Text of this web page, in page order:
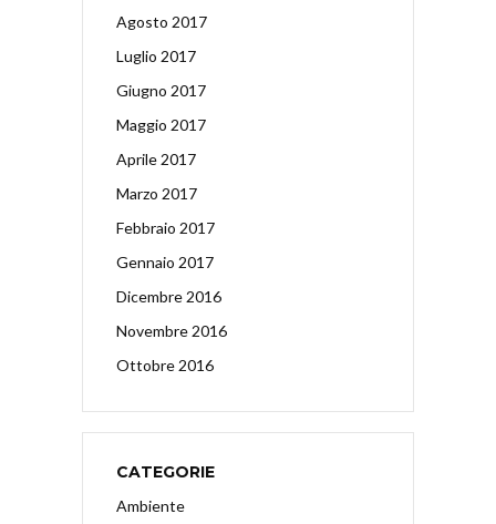
Agosto 2017
Luglio 2017
Giugno 2017
Maggio 2017
Aprile 2017
Marzo 2017
Febbraio 2017
Gennaio 2017
Dicembre 2016
Novembre 2016
Ottobre 2016
CATEGORIE
Ambiente